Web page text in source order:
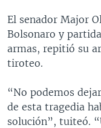
El senador Major
Bolsonaro y
armas, repitió su
tiroteo.
“No podemos
de esta tragedia
solución”, tuiteó.